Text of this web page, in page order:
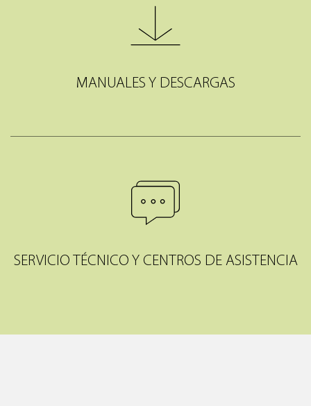
MANUALES Y DESCARGAS
SERVICIO TÉCNICO Y CENTROS DE ASISTENCIA